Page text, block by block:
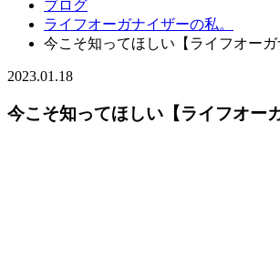
ブログ
ライフオーガナイザーの私。
今こそ知ってほしい【ライフオー
2023.01.18
今こそ知ってほしい【ライフオー